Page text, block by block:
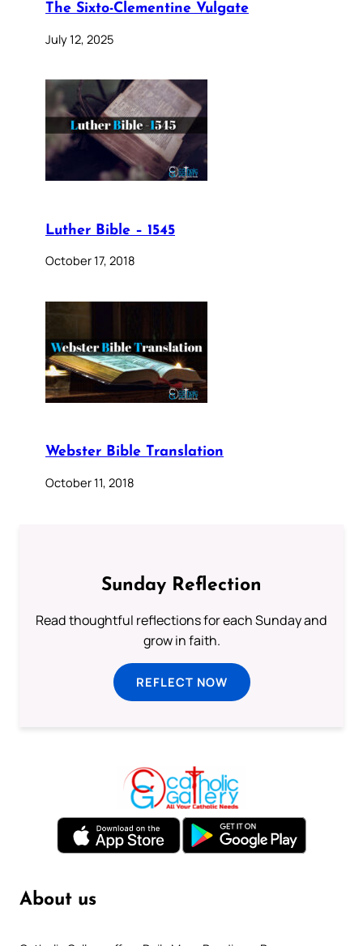
The Sixto-Clementine Vulgate
July 12, 2025
Luther Bible – 1545
October 17, 2018
Webster Bible Translation
October 11, 2018
Sunday Reflection
Read thoughtful reflections for each Sunday and
grow in faith.
REFLECT NOW
About us